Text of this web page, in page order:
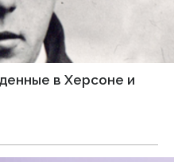
в Херсоне и